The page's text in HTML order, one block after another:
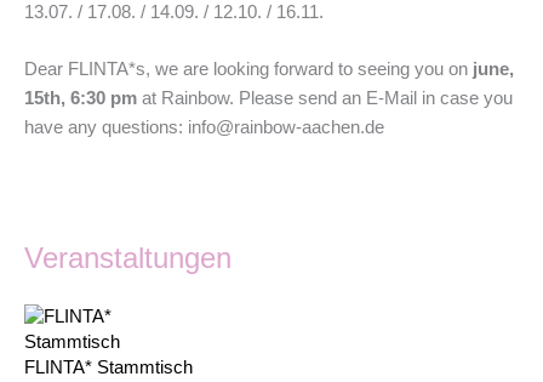
13.07. / 17.08. / 14.09. / 12.10. / 16.11.
Dear FLINTA*s, we are looking forward to seeing you on june,
15th, 6:30 pm at Rainbow. Please send an E-Mail in case you
have any questions: info@rainbow-aachen.de
Veranstaltungen
FLINTA* Stammtisch